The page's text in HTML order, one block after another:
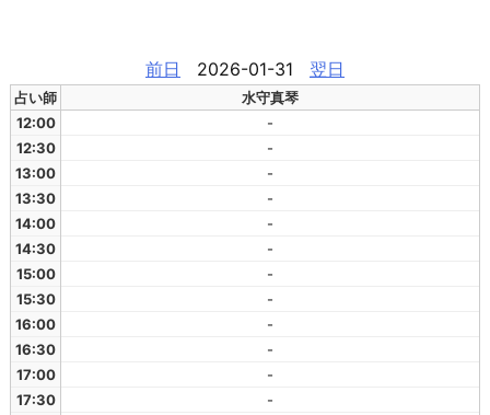
前日 2026-01-31 翌日
占い師
水守真琴
12:00
-
12:30
-
13:00
-
13:30
-
14:00
-
14:30
-
15:00
-
15:30
-
16:00
-
16:30
-
17:00
-
17:30
-